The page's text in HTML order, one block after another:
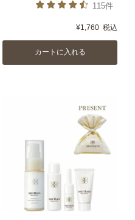
115件
¥1,760 税込
カートに入れる